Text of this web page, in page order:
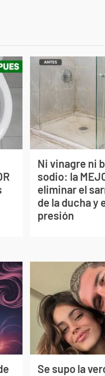
Ni vinagre ni
sodio: la
eliminar el
de la ducha y
presión
Se supo la